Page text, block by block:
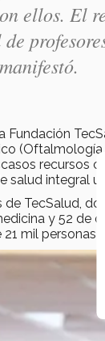
ellos. El
recursos
salud integral
TecSalud,
y 52 de
21 mil